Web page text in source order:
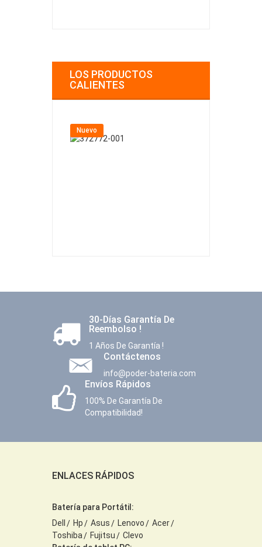
LOS PRODUCTOS
CALIENTES
Nuevo
30-Días Garantía De
Reembolso !
1 Años De Garantía !
Contáctenos
info@poder-bateria.com
Envíos Rápidos
100% De Garantía De
Compatibilidad!
ENLACES RÁPIDOS
Batería para Portátil:
Dell
Hp Asus Lenovo
Acer
Toshiba
Fujitsu
Clevo